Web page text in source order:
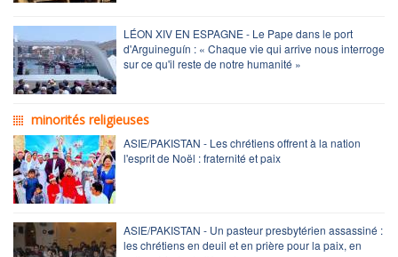
LÉON XIV EN ESPAGNE - Le Pape dans le port
d'Arguineguín : « Chaque vie qui arrive nous interroge
sur ce qu'il reste de notre humanité »
minorités religieuses
ASIE/PAKISTAN - Les chrétiens offrent à la nation
l'esprit de Noël : fraternité et paix
ASIE/PAKISTAN - Un pasteur presbytérien assassiné :
les chrétiens en deuil et en prière pour la paix, en